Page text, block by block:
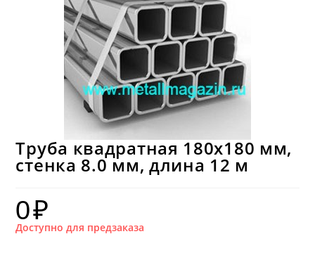
Труба квадратная 180х180 мм,
стенка 8.0 мм, длина 12 м
0₽
Доступно для предзаказа